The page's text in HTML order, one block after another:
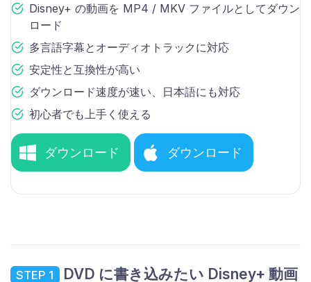
Disney+ の動画を MP4 / MKV ファイルとしてダウン
ロード
多言語字幕とオーディオトラックに対応
安定性と互換性が高い
ダウンロード速度が速い、日本語にも対応
初心者でも上手く使える
ダウンロード ダウンロード
STEP 1 DVD に書き込みたい Disney+ 動画